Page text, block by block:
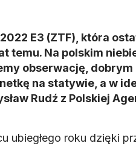
E3 (ZTF), która
temu. Na polskim
obserwację,
na statywie, a w
Rudź z Polskiej
ubiegłego roku dzięki